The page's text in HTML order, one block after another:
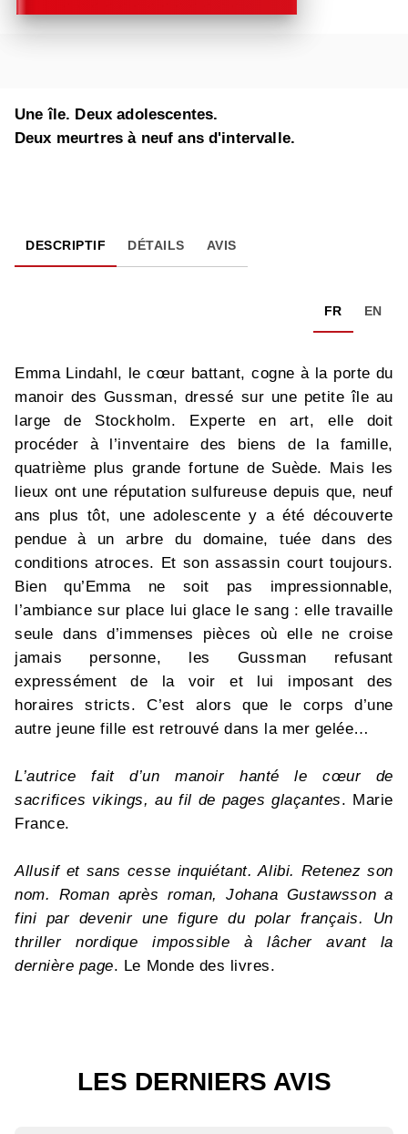
Une île. Deux adolescentes.
Deux meurtres à neuf ans d'intervalle.
DESCRIPTIF DÉTAILS AVIS
FR EN
Emma Lindahl, le cœur battant, cogne à la porte du
manoir des Gussman, dressé sur une petite île au
large de Stockholm. Experte en art, elle doit
procéder à l’inventaire des biens de la famille,
quatrième plus grande fortune de Suède. Mais les
lieux ont une réputation sulfureuse depuis que, neuf
ans plus tôt, une adolescente y a été découverte
pendue à un arbre du domaine, tuée dans des
conditions atroces. Et son assassin court toujours.
Bien qu’Emma ne soit pas impressionnable,
l’ambiance sur place lui glace le sang : elle travaille
seule dans d’immenses pièces où elle ne croise
jamais personne, les Gussman refusant
expressément de la voir et lui imposant des
horaires stricts. C’est alors que le corps d’une
autre jeune fille est retrouvé dans la mer gelée…
L’autrice fait d’un manoir hanté le cœur de
sacrifices vikings, au fil de pages glaçantes. Marie
France.
Allusif et sans cesse inquiétant. Alibi. Retenez son
nom. Roman après roman, Johana Gustawsson a
fini par devenir une figure du polar français. Un
thriller nordique impossible à lâcher avant la
dernière page. Le Monde des livres.
LES DERNIERS AVIS